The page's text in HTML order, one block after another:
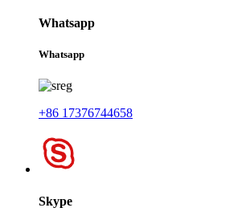
Whatsapp
Whatsapp
+86 17376744658
Skype